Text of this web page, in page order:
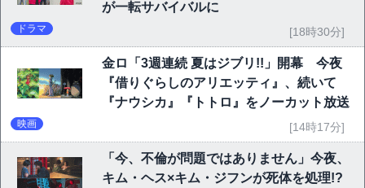
が一転サバイバルに
ドラマ [18時30分]
金ロ「3週連続 夏はジブリ!!」開幕 今夜
『借りぐらしのアリエッティ』、続いて
『ナウシカ』『トトロ』をノーカット放送
映画 [14時17分]
「今、不倫が問題ではありません」今夜、
キム・ヘス×キム・ジフンが死体を処理!?